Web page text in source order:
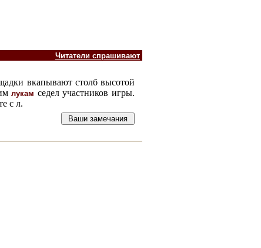
Читатели спрашивают
вкапывают столб высотой
лукам седел участников игры.
с л.